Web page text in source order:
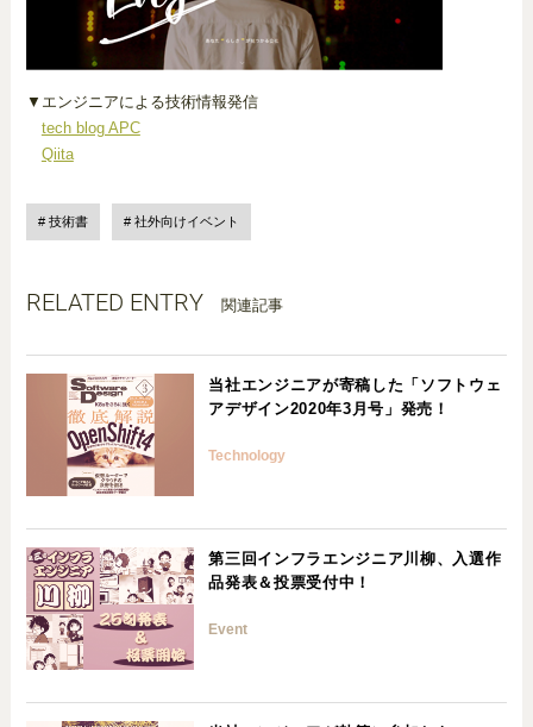
▼エンジニアによる技術情報発信
tech blog APC
Qiita
技術書 社外向けイベント
RELATED ENTRY 関連記事
当社エンジニアが寄稿した「ソフトウェ
アデザイン2020年3月号」発売！
Technology
第三回インフラエンジニア川柳、入選作
品発表＆投票受付中！
Event